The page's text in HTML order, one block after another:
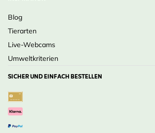
Blog
Tierarten
Live-Webcams
Umweltkriterien
SICHER UND EINFACH BESTELLEN